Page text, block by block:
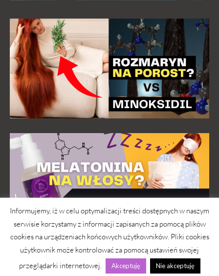
wwwlosy.pl 2026 © Copyright
Informujemy, iż w celu optymalizacji treści dostępnych w naszym
serwisie korzystamy z informacji zapisanych za pomocą plików
cookies na urządzeniach końcowych użytkowników. Pliki cookies
użytkownik może kontrolować za pomocą ustawień swojej
przeglądarki internetowej.
Akceptuję Nie akceptuję